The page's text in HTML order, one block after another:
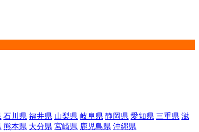
石川県 福井県 山梨県 岐阜県 静岡県 愛知県 三重県 滋
熊本県 大分県 宮崎県 鹿児島県 沖縄県